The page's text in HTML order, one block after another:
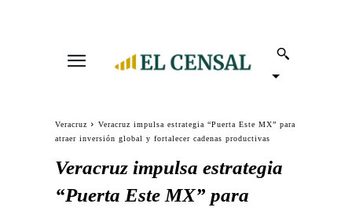
Veracruz
Veracruz impulsa estrategia “Puerta Este MX” para
atraer inversión global y fortalecer cadenas productivas
Veracruz impulsa estrategia
“Puerta Este MX” para